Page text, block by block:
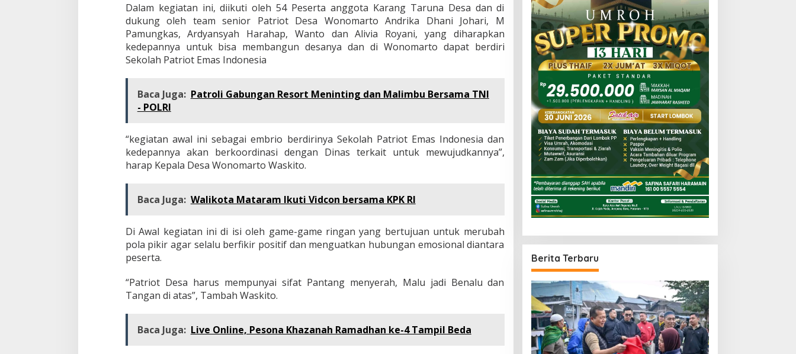
Dalam kegiatan ini, diikuti oleh 54 Peserta anggota Karang Taruna Desa dan di
dukung oleh team senior Patriot Desa Wonomarto Andrika Dhani Johari, M
Pamungkas, Ardyansyah Harahap, Wanto dan Alivia Royani, yang diharapkan
kedepannya untuk bisa membangun desanya dan di Wonomarto dapat berdiri
Sekolah Patriot Emas Indonesia
Baca Juga: Patroli Gabungan Resort Meninting dan Malimbu Bersama TNI
- POLRI
“kegiatan awal ini sebagai embrio berdirinya Sekolah Patriot Emas Indonesia dan
kedepannya akan berkoordinasi dengan Dinas terkait untuk mewujudkannya”,
harap Kepala Desa Wonomarto Waskito.
Baca Juga: Walikota Mataram Ikuti Vidcon bersama KPK RI
Di Awal kegiatan ini di isi oleh game-game ringan yang bertujuan untuk merubah
pola pikir agar selalu berfikir positif dan menguatkan hubungan emosional diantara
peserta.
“Patriot Desa harus mempunyai sifat Pantang menyerah, Malu jadi Benalu dan
Tangan di atas”, Tambah Waskito.
Baca Juga: Live Online, Pesona Khazanah Ramadhan ke-4 Tampil Beda
Berita Terbaru